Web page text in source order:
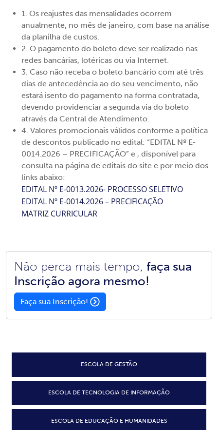
1. Os reajustes das mensalidades ocorrem
anualmente, no mês de janeiro, com base na análise
da planilha de custos.
2. O pagamento do boleto deve ser realizado nas
redes bancárias, lotéricas ou via Internet.
3. Caso não receba o boleto bancário com até três
dias de antecedência ao do seu vencimento, não
estará isento do pagamento na forma contratada,
devendo providenciar a segunda via do boleto
através da Central de Atendimento.
4. Valores promocionais válidos conforme a política
de descontos publicado no edital: “EDITAL Nº E-
0014.2026 – PRECIFICAÇÃO” e , disponível para
consulta na página de editais do site e por meio dos
links abaixo:
EDITAL Nº E-0013.2026- PROCESSO SELETIVO
EDITAL Nº E-0014.2026 – PRECIFICAÇÃO
MATRIZ CURRICULAR
Não perca mais tempo, faça sua
Inscrição agora mesmo!
Faça sua Inscrição!
ESCOLA DE GESTÃO
ESCOLA DE TECNOLOGIA DE INFORMAÇÃO
ESCOLA DE EDUCAÇÃO E HUMANIDADES